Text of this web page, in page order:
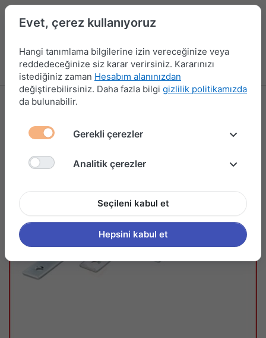
Menü Kampanyalar Yeni Ürünler Giriş yap
Evet, çerez kullanıyoruz
Hangi tanımlama bilgilerine izin vereceğinize veya
reddedeceğinize siz karar verirsiniz. Kararınızı
istediğiniz zaman Hesabım alanınızdan
değiştirebilirsiniz. Daha fazla bilgi gizlilik politikamızda
da bulunabilir.
Gerekli çerezler
Analitik çerezler
Seçileni kabul et
Hepsini kabul et